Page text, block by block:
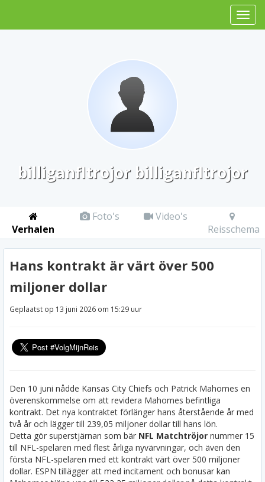
billiganfltrojor billiganfltrojor
Verhalen
Foto's
Video's
Reisschema
Hans kontrakt är värt över 500
miljoner dollar
Geplaatst op 13 juni 2026 om 15:29 uur
Den 10 juni nådde Kansas City Chiefs och Patrick Mahomes en
överenskommelse om att revidera Mahomes befintliga
kontrakt. Det nya kontraktet förlänger hans återstående år med
två år och lägger till 239,05 miljoner dollar till hans lön.
Detta gör superstjärnan som bär NFL Matchtröjor nummer 15
till NFL-spelaren med flest årliga nyvärvningar, och även den
första NFL-spelaren med ett kontrakt värt över 500 miljoner
dollar. ESPN tillägger att med incitament och bonusar kan